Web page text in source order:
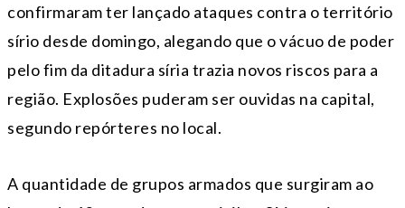
confirmaram ter lançado ataques contra o território
sírio desde domingo, alegando que o vácuo de poder
pelo fim da ditadura síria trazia novos riscos para a
região. Explosões puderam ser ouvidas na capital,
segundo repórteres no local.
A quantidade de grupos armados que surgiram ao